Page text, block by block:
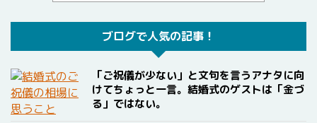
ブログで人気の記事！
「ご祝儀が少ない」と文句を言うアナタに向
けてちょっと一言。結婚式のゲストは「金づ
る」ではない。